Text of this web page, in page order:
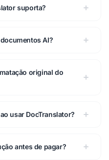
suporta?
AI?
original do
usar DocTranslator?
antes de pagar?